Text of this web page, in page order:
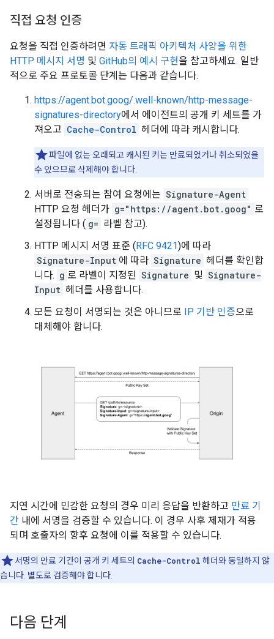
직접 요청 인증
요청을 직접 인증하려면 자동 트래픽 아키텍처 사양을 위한
HTTP 메시지 서명 및 GitHub의 예시 구현을 참고하세요. 일반
적으로 주요 프로토콜 단계는 다음과 같습니다.
https://agent.bot.goog/.well-known/http-message-
signatures-directory에서 에이전트의 공개 키 세트를 가
져오고 Cache-Control 헤더에 따라 캐시합니다.
파일에 없는 오래되고 캐시된 키는 만료되었거나 취소되었을
수 있으므로 삭제해야 합니다.
서버로 전송되는 참여 요청에는 Signature-Agent
HTTP 요청 헤더가 g="https://agent.bot.goog" 로
설정됩니다 ( g= 라벨 참고).
HTTP 메시지 서명 표준 (RFC 9421)에 따라
Signature-Input 에 따라 Signature 헤더를 확인합
니다. g 로 라벨이 지정된 Signature 및 Signature-
Input 헤더를 사용합니다.
모든 요청이 서명되는 것은 아니므로 IP 기반 인증으로
대체해야 합니다.
지연 시간에 민감한 요청의 경우 미리 응답을 반환하고 만료 기
간 내에 서명을 검증할 수 있습니다. 이 경우 사후 제재가 적용
되며 호출자의 향후 요청에 이를 적용할 수 있습니다.
서명의 만료 기간이 공개 키 세트의 Cache-Control 헤더와 동일하지 않
습니다. 별도로 검증해야 합니다.
다음 단계